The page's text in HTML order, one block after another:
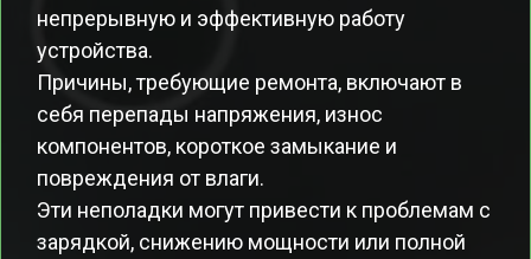
непрерывную и эффективную работу
устройства.
Причины, требующие ремонта, включают в
себя перепады напряжения, износ
компонентов, короткое замыкание и
повреждения от влаги.
Эти неполадки могут привести к проблемам с
зарядкой, снижению мощности или полной